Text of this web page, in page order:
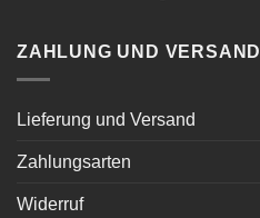
ZAHLUNG UND VERSAND
Lieferung und Versand
Zahlungsarten
Widerruf